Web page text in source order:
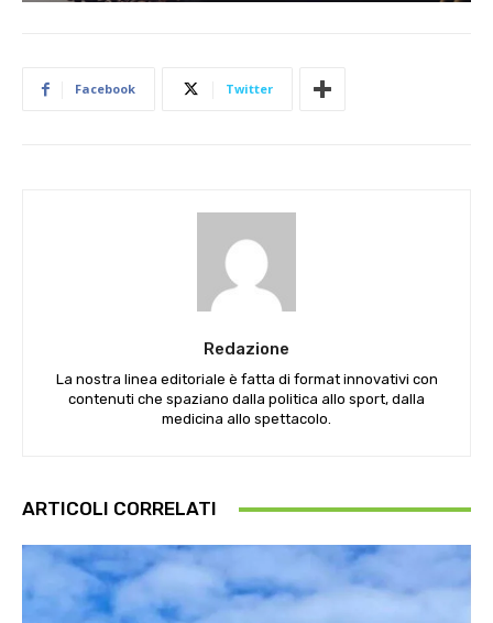
Facebook Twitter
Redazione
La nostra linea editoriale è fatta di format innovativi con
contenuti che spaziano dalla politica allo sport, dalla
medicina allo spettacolo.
ARTICOLI CORRELATI